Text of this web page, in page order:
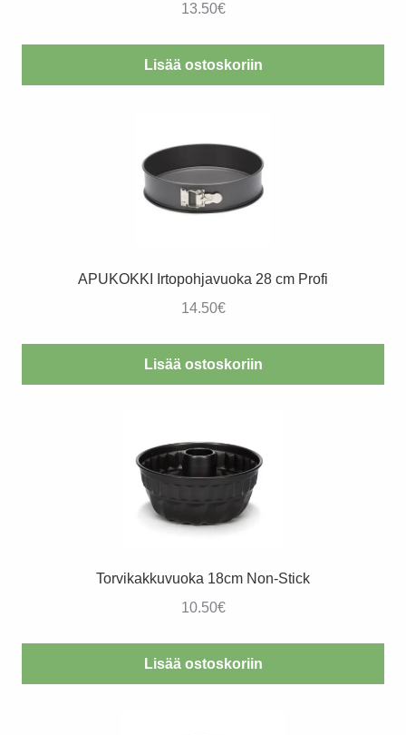
13.50€
Lisää ostoskoriin
APUKOKKI Irtopohjavuoka 28 cm Profi
14.50€
Lisää ostoskoriin
Torvikakkuvuoka 18cm Non-Stick
10.50€
Lisää ostoskoriin